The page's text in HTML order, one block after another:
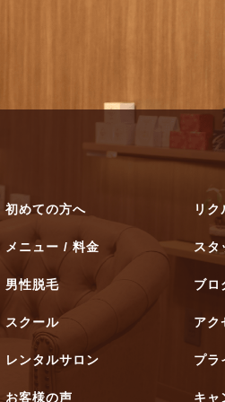
初めての方へ リク
メニュー / 料金 スタ
男性脱毛 ブロ
スクール アク
レンタルサロン プラ
お客様の声 キャ